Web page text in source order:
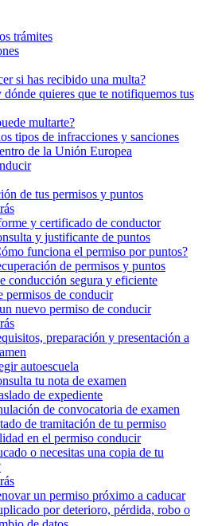
trámites
si has recibido una multa?
dónde quieres que te notifiquemos tus
multarte?
tipos de infracciones y sanciones
de la Unión Europea
de tus permisos y puntos
y certificado de conductor
y justificante de puntos
funciona el permiso por puntos?
de permisos y puntos
conducción segura y eficiente
permisos de conducir
nuevo permiso de conducir
preparación y presentación a
autoescuela
tu nota de examen
de expediente
de convocatoria de examen
de tramitación de tu permiso
en el permiso conducir
o necesitas una copia de tu
un permiso próximo a caducar
por deterioro, pérdida, robo o